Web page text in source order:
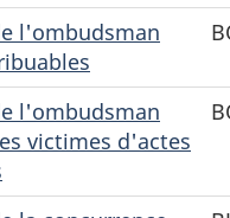
l'ombudsman
l'ombudsman
victimes d'actes